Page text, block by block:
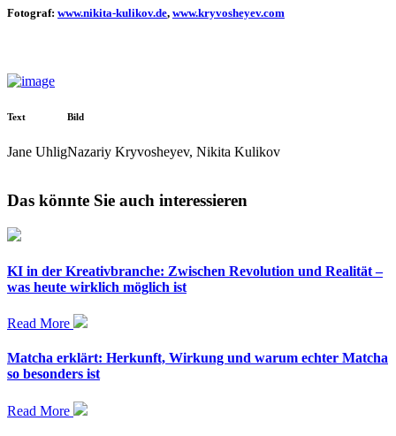
Fotograf: www.nikita-kulikov.de, www.kryvosheyev.com
Text
Jane Uhlig
Bild
Nazariy Kryvosheyev, Nikita Kulikov
Das könnte Sie auch interessieren
KI in der Kreativbranche: Zwischen Revolution und Realität –
was heute wirklich möglich ist
Read More
Matcha erklärt: Herkunft, Wirkung und warum echter Matcha
so besonders ist
Read More